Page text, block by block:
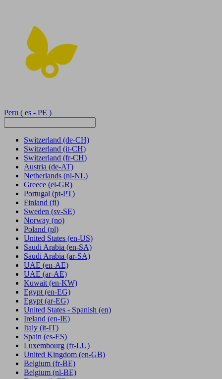
Peru ( es - PE )
Switzerland (de-CH)
Switzerland (it-CH)
Switzerland (fr-CH)
Austria (de-AT)
Netherlands (nl-NL)
Greece (el-GR)
Portugal (pt-PT)
Finland (fi)
Sweden (sv-SE)
Norway (no)
Poland (pl)
United States (en-US)
Saudi Arabia (en-SA)
Saudi Arabia (ar-SA)
UAE (en-AE)
UAE (ar-AE)
Kuwait (en-KW)
Egypt (en-EG)
Egypt (ar-EG)
United States - Spanish (en)
Ireland (en-IE)
Italy (it-IT)
Spain (es-ES)
Luxembourg (fr-LU)
United Kingdom (en-GB)
Belgium (fr-BE)
Belgium (nl-BE)